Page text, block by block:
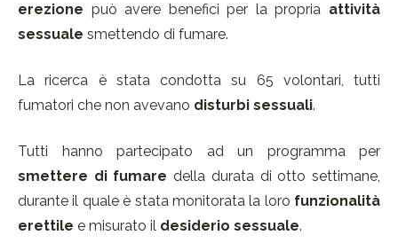
erezione può avere benefici per la propria attività
sessuale smettendo di fumare.
La ricerca è stata condotta su 65 volontari, tutti
fumatori che non avevano disturbi sessuali.
Tutti hanno partecipato ad un programma per
smettere di fumare della durata di otto settimane,
durante il quale è stata monitorata la loro funzionalità
erettile e misurato il desiderio sessuale.